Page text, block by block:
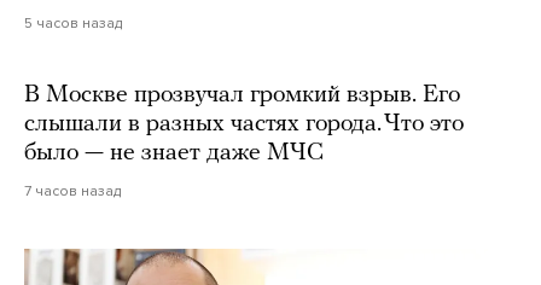
5 часов назад
В Москве прозвучал громкий взрыв. Его
слышали в разных частях города. Что это
было — не знает даже МЧС
7 часов назад